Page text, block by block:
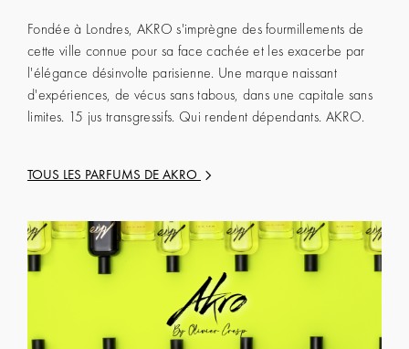
Fondée à Londres, AKRO s'imprègne des fourmillements de
cette ville connue pour sa face cachée et les exacerbe par
l'élégance désinvolte parisienne. Une marque naissant
d'expériences, de vécus sans tabous, dans une capitale sans
limites. 15 jus transgressifs. Qui rendent dépendants. AKRO.
TOUS LES PARFUMS DE AKRO